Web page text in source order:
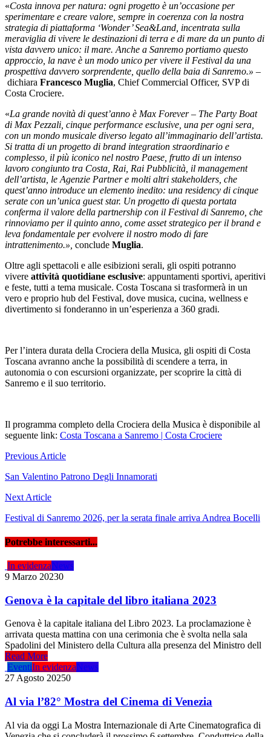
«Costa innova per natura: ogni progetto è un’occasione per
sperimentare e creare valore, sempre in coerenza con la nostra
strategia di piattaforma ‘Wonder’ Sea&Land, incentrata sulla
meraviglia di vivere le destinazioni di terra e di mare da un punto di
vista davvero unico: il mare. Anche a Sanremo portiamo questo
approccio, la nave è un modo unico per vivere il Festival da una
prospettiva davvero sorprendente, quello della baia di Sanremo.» –
dichiara Francesco Muglia, Chief Commercial Officer, SVP di
Costa Crociere.
«La grande novità di quest’anno è Max Forever – The Party Boat
di Max Pezzali, cinque performance esclusive, una per ogni sera,
con un mondo musicale diverso legato all’immaginario dell’artista.
Si tratta di un progetto di brand integration straordinario e
complesso, il più iconico nel nostro Paese, frutto di un intenso
lavoro congiunto tra Costa, Rai, Rai Pubblicità, il management
dell’artista, le Agenzie Partner e molti altri stakeholders, che
quest’anno introduce un elemento inedito: una residency di cinque
serate con un’unica guest star. Un progetto di questa portata
conferma il valore della partnership con il Festival di Sanremo, che
rinnoviamo per il quinto anno, come asset strategico per il brand e
leva fondamentale per evolvere il nostro modo di fare
intrattenimento.», conclude Muglia.
Oltre agli spettacoli e alle esibizioni serali, gli ospiti potranno
vivere attività quotidiane esclusive: appuntamenti sportivi, aperitivi
e feste, tutti a tema musicale. Costa Toscana si trasformerà in un
vero e proprio hub del Festival, dove musica, cucina, wellness e
divertimento si fonderanno in un’esperienza a 360 gradi.
Per l’intera durata della Crociera della Musica, gli ospiti di Costa
Toscana avranno anche la possibilità di scendere a terra, in
autonomia o con escursioni organizzate, per scoprire la città di
Sanremo e il suo territorio.
Il programma completo della Crociera della Musica è disponibile al
seguente link: Costa Toscana a Sanremo | Costa Crociere
Navigazione
articoli
Previous Article
San Valentino Patrono Degli Innamorati
Next Article
Festival di Sanremo 2026, per la serata finale arriva Andrea Bocelli
Potrebbe interessarti...
In evidenzaNews
9 Marzo 20230
Genova è la capitale del libro italiana 2023
Genova è la capitale italiana del Libro 2023. La proclamazione è
arrivata questa mattina con una cerimonia che è svolta nella sala
Spadolini del Ministero della Cultura alla presenza del Ministro dell
Read More
EventiIn evidenzaNews
27 Agosto 20250
Al via l’82° Mostra del Cinema di Venezia
Al via da oggi La Mostra Internazionale di Arte Cinematografica di